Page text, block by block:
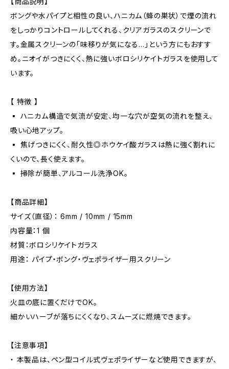
ボングや水パイプと相性の良い、ハニカム（蜂の巣状）で煙の流れ
をしっかりコントロールしてくれる、クリアガラスのスクリーンで
す。金属スクリーンの「味移りが気になる…」という方にもおすす
め。ニオイがつきにくく、熱に強いボロシリケイトガラスを使用して
います。
【 特徴 】
▪️ ハニカム構造で気流が安定、均一な穴が空気の流れを整え、
吸い心地アップ。
▪️ 焦げつきにくく、耐久性◎ホウケイ酸ガラスは熱に強く割れに
くいので、長く使えます。
▪️ 掃除が簡単、アルコール洗浄OK。
【商品詳細】
サイズ（直径）： 6mm / 10mm / 15mm
内容量：1 個
材質：ボロシリケイトガラス
用途： パイプ・ボング・ヴェポライザー用スクリーン
【使用方法】
火皿の底に置くだけでOK。
細かいハーブが落ちにくくなり、スムーズに燃焼できます。
【注意事項】
・ 本製品は、ペン型コイル式ヴェポライザーなど使用できますが、